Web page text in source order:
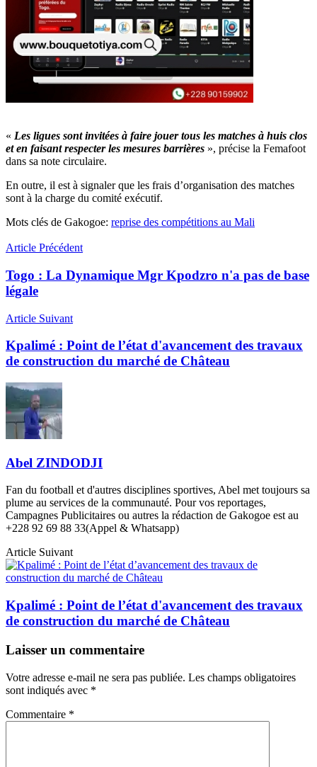
« Les ligues sont invitées à faire jouer tous les matches à huis clos
et en faisant respecter les mesures barrières », précise la Femafoot
dans sa note circulaire.
En outre, il est à signaler que les frais d’organisation des matches
sont à la charge du comité exécutif.
Mots clés de Gakogoe: reprise des compétitions au Mali
Article Précédent
Togo : La Dynamique Mgr Kpodzro n'a pas de base
légale
Article Suivant
Kpalimé : Point de l’état d'avancement des travaux
de construction du marché de Château
Abel ZINDODJI
Fan du football et d'autres disciplines sportives, Abel met toujours sa
plume au services de la communauté. Pour vos reportages,
Campagnes Publicitaires ou autres la rédaction de Gakogoe est au
+228 92 69 88 33(Appel & Whatsapp)
Article Suivant
Kpalimé : Point de l’état d'avancement des travaux
de construction du marché de Château
Laisser un commentaire
Votre adresse e-mail ne sera pas publiée. Les champs obligatoires
sont indiqués avec *
Commentaire *